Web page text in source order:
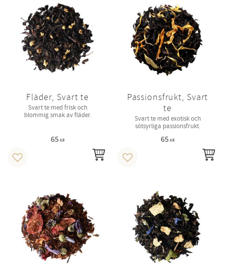
Fläder, Svart te
Svart te med frisk och
blommig smak av fläder.
65 KR
Lägg till i favoriter
Passionsfrukt, Svart
te
Svart te med exotisk och
sötsyrliga passionsfrukt.
65 KR
Lägg till i favoriter